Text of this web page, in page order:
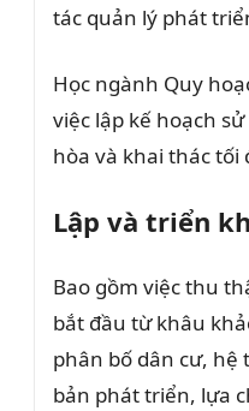
tác quản lý phát
Học ngành Quy
việc lập kế hoạch
hòa và khai thác tối
Lập và triển
Bao gồm việc thu
bắt đầu từ khâu
phân bố dân cư, hệ
bản phát triển, lựa